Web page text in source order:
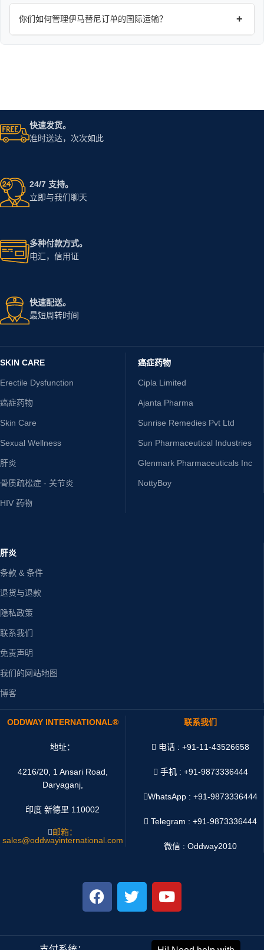
你们如何管理伊马替尼订单的国际运输？ +
快速发货。
准时送达，次次如此
24/7 支持。
立即与我们聊天
多种付款方式。
电汇，信用证
快速配送。
最短周转时间
SKIN CARE
Erectile Dysfunction
癌症药物
Skin Care
Sexual Wellness
肝炎
骨质疏松症 - 关节炎
HIV 药物
癌症药物
Cipla Limited
Ajanta Pharma
Sunrise Remedies Pvt Ltd
Sun Pharmaceutical Industries
Glenmark Pharmaceuticals Inc
NottyBoy
肝炎
条款 & 条件
退货与退款
隐私政策
联系我们
免责声明
我们的网站地图
博客
ODDWAY INTERNATIONAL®
地址：
4216/20, 1 Ansari Road,
Daryaganj,
印度 新德里 110002
邮箱：
sales@oddwayinternational.com
联系我们
电话 : +91-11-43526658
手机 : +91-9873336444
WhatsApp :+91-9873336444
Telegram : +91-9873336444
微信 : Oddway2010